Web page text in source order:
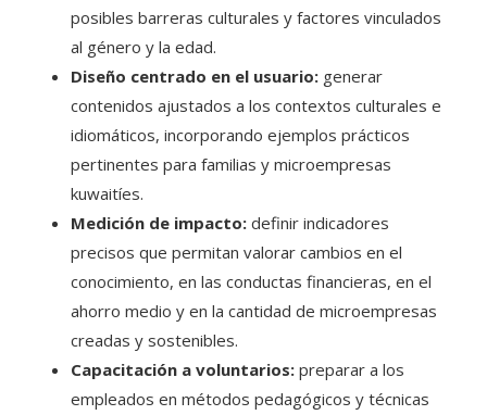
posibles barreras culturales y factores vinculados
al género y la edad.
Diseño centrado en el usuario: generar
contenidos ajustados a los contextos culturales e
idiomáticos, incorporando ejemplos prácticos
pertinentes para familias y microempresas
kuwaitíes.
Medición de impacto: definir indicadores
precisos que permitan valorar cambios en el
conocimiento, en las conductas financieras, en el
ahorro medio y en la cantidad de microempresas
creadas y sostenibles.
Capacitación a voluntarios: preparar a los
empleados en métodos pedagógicos y técnicas